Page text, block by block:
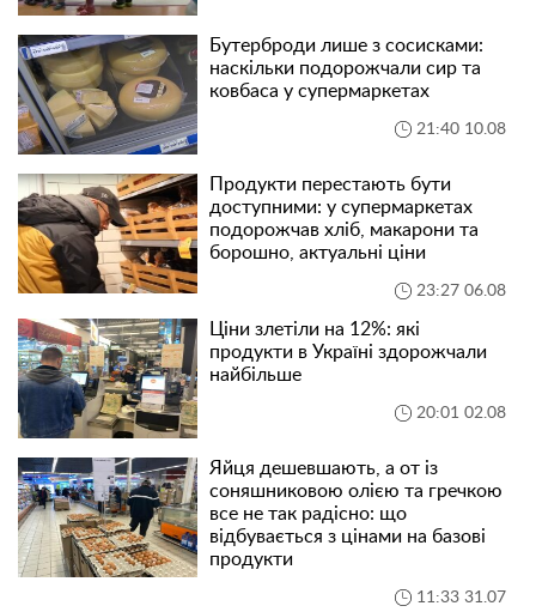
Бутерброди лише з сосисками:
наскільки подорожчали сир та
ковбаса у супермаркетах
21:40 10.08
Продукти перестають бути
доступними: у супермаркетах
подорожчав хліб, макарони та
борошно, актуальні ціни
23:27 06.08
Ціни злетіли на 12%: які
продукти в Україні здорожчали
найбільше
20:01 02.08
Яйця дешевшають, а от із
соняшниковою олією та гречкою
все не так радісно: що
відбувається з цінами на базові
продукти
11:33 31.07